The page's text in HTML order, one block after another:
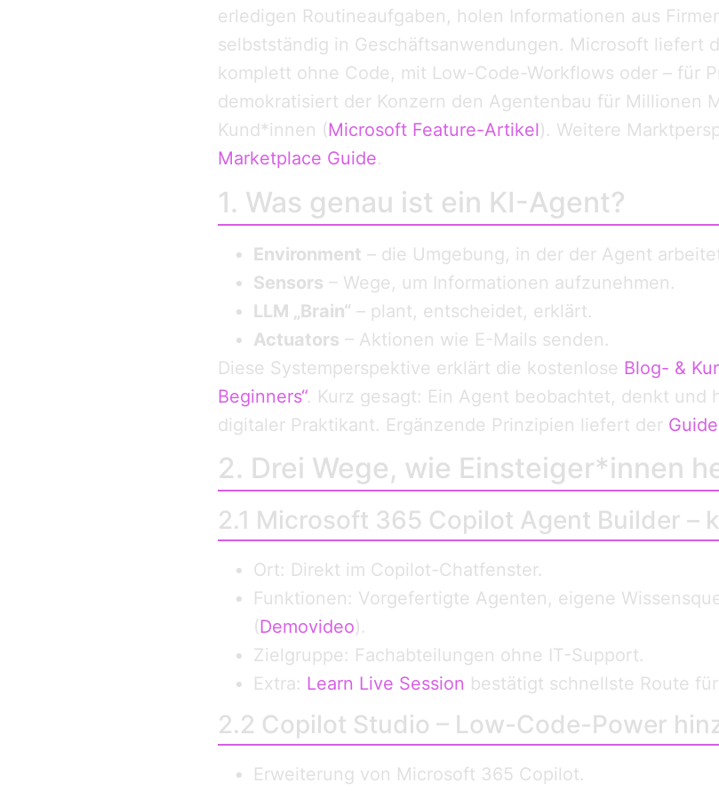
erledigen Routineaufgaben, holen Informationen aus
selbstständig in Geschäftsanwendungen. Microsoft liefert
komplett ohne Code, mit Low-Code-Workflows oder – für
demokratisiert der Konzern den Agentenbau für Millionen
Kund*innen (Microsoft Feature-Artikel). Weitere
Marketplace Guide.
1. Was genau ist ein KI-Agent?
Environment – die Umgebung, in der der Agent
Sensors – Wege, um Informationen aufzunehmen.
LLM „Brain“ – plant, entscheidet, erklärt.
Actuators – Aktionen wie E-Mails senden.
Diese Systemperspektive erklärt die kostenlose Blog- &
Beginners“. Kurz gesagt: Ein Agent beobachtet, denkt und
digitaler Praktikant. Ergänzende Prinzipien liefert der
2. Drei Wege, wie Einsteiger*innen
2.1 Microsoft 365 Copilot Agent Builder –
Ort: Direkt im Copilot-Chatfenster.
Funktionen: Vorgefertigte Agenten, eigene
(Demovideo).
Zielgruppe: Fachabteilungen ohne IT-Support.
Extra: Learn Live Session bestätigt schnellste Route
2.2 Copilot Studio – Low-Code-Power
Erweiterung von Microsoft 365 Copilot.